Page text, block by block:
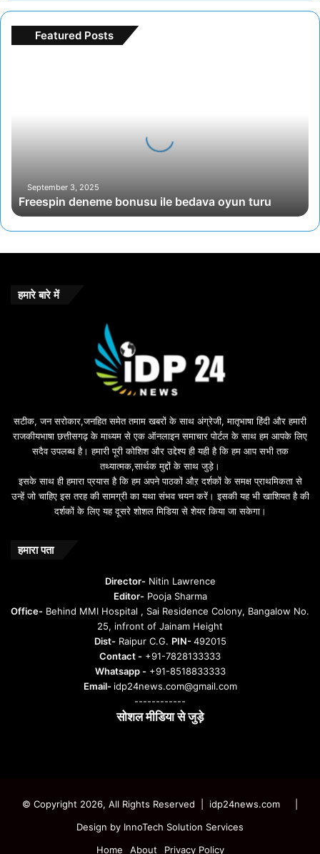
Featured Posts
September 3, 2025
Freespin deneme bonusu ile bedava oyun turu
हमारे बारे में
सटीक, जन सरोकार,जनहित समेत तमाम खबरों के साथ अंग्रेजी, मातृभाषा हिंदी और हमारी
राजकीयभाषा छत्तीसगढ़ के माध्यम से एक ऑनलाइन समाचार पोर्टल के साथ हम आपके लिए
सदैव उपलब्ध है। हमारी पूरी कोशिश और उद्देश्य ही यही है कि हम आप सभी तक
तथ्यात्मक,सार्थक मुद्दों के साथ जुड़े।
इसके साथ ही हमारा प्रयास है कि हम अपने पाठकों औऱ दर्शकों के समक्ष प्राथमिकता से
उन्हें जो चाहिए इस तरह की सामग्री का यथा संभव चयन करें। इसकी यह भी खाशियत है की
दर्शकों के लिए यह दूसरे शोशल मिडिया से शेयर किया जा सकेगा।
हमारा पता
Director-Nitin Lawrence
Editor-Pooja Sharma
Office- Behind MMI Hospital , Sai Residence Colony, Bangalow No.
25, infront of Jainam Height
Dist-Raipur C.G. PIN-492015
Contact - +91-7828133333
Whatsapp -+91-8518833333
Email- idp24news.com@gmail.com
------------
सोशल मीडिया से जुड़े
© Copyright 2026, All Rights Reserved | idp24news.com
Design by InnoTech Solution Services
Home
About Privacy Policy